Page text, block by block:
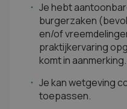
Je hebt
burgerzaken
en/of
praktijkervaring
komt in aanmerking.
Je kan wetgeving
toepassen.